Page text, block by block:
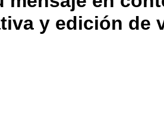
y edición de